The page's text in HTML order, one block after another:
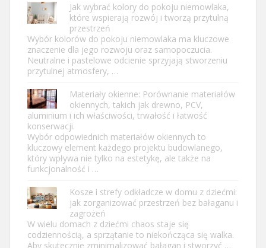
Jak wybrać kolory do pokoju niemowlaka,
które wspierają rozwój i tworzą przytulną
przestrzeń
Wybór kolorów do pokoju niemowlaka ma kluczowe
znaczenie dla jego rozwoju oraz samopoczucia.
Neutralne i pastelowe odcienie sprzyjają stworzeniu
przytulnej atmosfery, …
Materiały okienne: Porównanie materiałów
okiennych, takich jak drewno, PCV,
aluminium i ich właściwości, trwałość i łatwość
konserwacji.
Wybór odpowiednich materiałów okiennych to
kluczowy element każdego projektu budowlanego,
który wpływa nie tylko na estetykę, ale także na
funkcjonalność i …
Kosze i strefy odkładcze w domu z dziećmi:
jak zorganizować przestrzeń bez bałaganu i
zagrożeń
W wielu domach z dziećmi chaos staje się
codziennością, a sprzątanie to niekończąca się walka.
Aby skutecznie zminimalizować bałagan i stworzyć …